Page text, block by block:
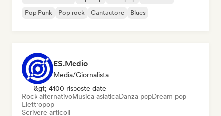
Pop Punk
Pop rock Cantautore Blues
ES.Medio
Media/Giornalista
&gt; 4100 risposte date
Rock alternativoMusica asiaticaDanza popDream pop
Elettropop
Scrivere articoli